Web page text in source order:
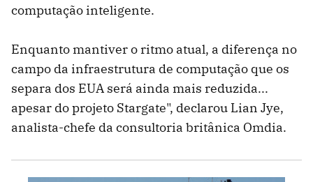
computação inteligente.
Enquanto mantiver o ritmo atual, a diferença no
campo da infraestrutura de computação que os
separa dos EUA será ainda mais reduzida...
apesar do projeto Stargate", declarou Lian Jye,
analista-chefe da consultoria britânica Omdia.